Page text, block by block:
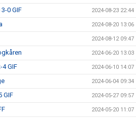
0 GIF 2024-08-23 22:44
2024-08-20 13:06
2024-08-12 09:47
2024-06-20 13:03
GIF 2024-06-10 14:07
2024-06-04 09:34
GIF 2024-05-27 09:57
2024-05-20 11:07